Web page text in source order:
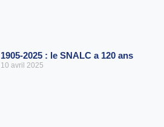
1905-2025 : le SNALC a 120 ans
10 avril 2025